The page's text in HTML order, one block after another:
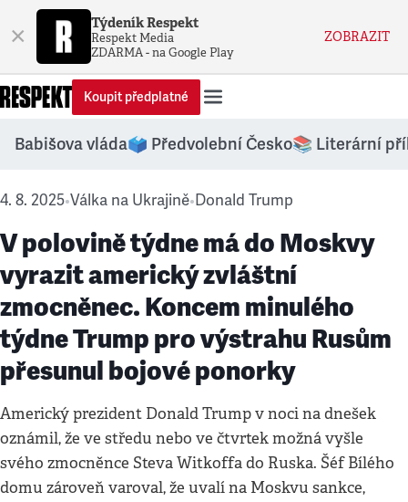
× Týdeník Respekt
Respekt Media
ZDARMA - na Google Play
ZOBRAZIT
Koupit předplatné
Babišova vláda🗳️ Předvolební Česko📚 Literární
4. 8. 2025•Válka na Ukrajině• Donald Trump
V polovině týdne má do Moskvy
vyrazit americký zvláštní
zmocněnec. Koncem minulého
týdne Trump pro výstrahu Rusům
přesunul bojové ponorky
Americký prezident Donald Trump v noci na dnešek
oznámil, že ve středu nebo ve čtvrtek možná vyšle
svého zmocněnce Steva Witkoffa do Ruska. Šéf Bílého
domu zároveň varoval, že uvalí na Moskvu sankce,